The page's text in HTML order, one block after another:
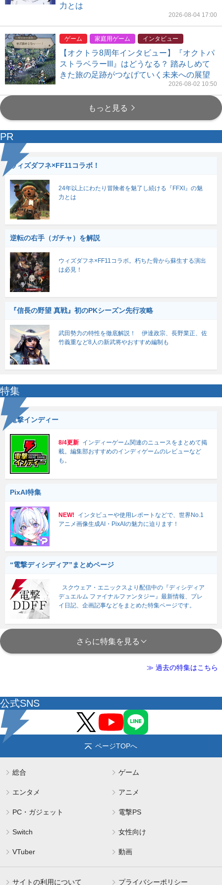
力とは
2026-08-04 17:00
ゲーム 家庭用ゲーム インタビュー
【オクトラ8周年インタビュー】『オクトパ
ストラベラーIII』はどうなる？ 踏みしめて
きた旅の足跡がつなげていく未来への展望
2026-08-02 10:50
もっと見る
PR
ウィズダフネ×FF11コラボ！
24年以上にわたり冒険者を魅了し続ける『FFXI』の魅
力とは
逆転の右手（ガチャ）を解説
ウィズダフネ×FF11コラボ。朽ちた骨から蘇生する演出
は必見！
『信長の野望 真戦』初のPKシーズン先行攻略
武田勢力の特性を徹底解説！ 伊達政宗、長野業正、佐
竹義重など8人の新武将やおすすめ編制も
特集
電撃インディー
8/4更新 インディーゲーム関連のニュースをまとめて掲
載。編集部おすすめのインディゲームのレビューなど
も。
PixAI特集
NEW!
インタビューや使用レポートなどで、世界No.1
アニメ画像生成AI・PixAIの魅力に迫ります！
“電撃ディシディア”まとめページ
スクウェア・エニックスより配信中の『ディシディア
デュエルム ファイナルファンタジー』最新情報、プレ
イ日記、企画記事などをまとめた特集ページです。
さらに特集を見る
≫ 過去の特集はこちら
公式SNS
ページTOPへ
総合 ゲーム
エンタメ アニメ
PC・ガジェット 電撃PS
Switch 女性向け
VTuber 動画
サイトの利用について プライバシーポリシー